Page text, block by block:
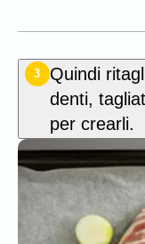
3
Quindi
denti,
per crearli.